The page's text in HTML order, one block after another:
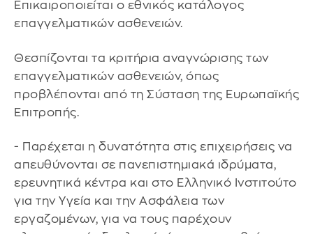
Επικαιροποιείται ο εθνικός κατάλογος
επαγγελματικών ασθενειών.
Θεσπίζονται τα κριτήρια αναγνώρισης των
επαγγελματικών ασθενειών, όπως
προβλέπονται από τη Σύσταση της Ευρωπαϊκής
Επιτροπής.
- Παρέχεται η δυνατότητα στις επιχειρήσεις να
απευθύνονται σε πανεπιστημιακά ιδρύματα,
ερευνητικά κέντρα και στο Ελληνικό Ινστιτούτο
για την Υγεία και την Ασφάλεια των
εργαζομένων, για να τους παρέχουν